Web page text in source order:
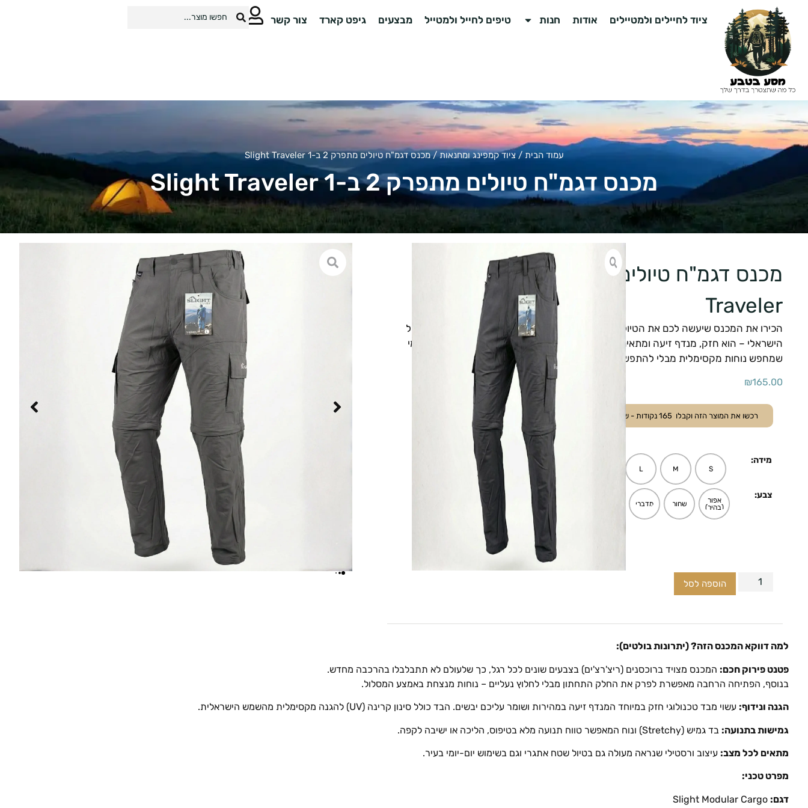
ציוד לחיילים ולמטיילים אודות חנות טיפים לחייל ולמטייל מבצעים גיפט קארד צור קשר
עמוד הבית/ציוד קמפינג ומחנאות/ מכנס דגמ"ח טיולים מתפרק 2 ב-1 Slight Traveler
מכנס דגמ"ח טיולים מתפרק 2 ב-1 Slight Traveler
מכנס דגמ"ח טיולים מתפרק 2 ב-1 Slight
Traveler
הכירו את המכנס שיעשה לכם את הטיול. מכנס הטיולים של Slight תוכנן במיוחד עבור המטייל
הישראלי – הוא חזק, מנדף זיעה ומתאים את עצמו לתנאי השטח בשניות. הפתרון המושלם למי
שמחפש נוחות מקסימלית מבלי להתפשר על עמידות.
₪165.00
רכשו את המוצר הזה וקבלו 165 נקודות - ששוות
מידה:
S
M
L
צבע:
אפור
(בהיר)
שחור מדברי
הוספה לסל
למה דווקא המכנס הזה? (יתרונות בולטים):
פטנט פירוק חכם: המכנס מצויד ברוכסנים (ריצ'רצ'ים) בצבעים שונים לכל רגל, כך שלעולם לא תתבלבלו בהרכבה מחדש.
בנוסף, הפתיחה הרחבה מאפשרת לפרק את החלק התחתון מבלי לחלוץ נעליים – נוחות מנצחת באמצע המסלול.
הגנה ונידוף: עשוי מבד טכנולוגי חזק במיוחד המנדף זיעה במהירות ושומר עליכם יבשים. הבד כולל סינון קרינה (UV) להגנה מקסימלית מהשמש הישראלית.
גמישות בתנועה: בד גמיש (Stretchy) ונוח המאפשר טווח תנועה מלא בטיפוס, הליכה או ישיבה לקפה.
מתאים לכל מצב: עיצוב ורסטילי שנראה מעולה גם בטיול שטח אתגרי וגם בשימוש יום-יומי בעיר.
מפרט טכני:
דגם: